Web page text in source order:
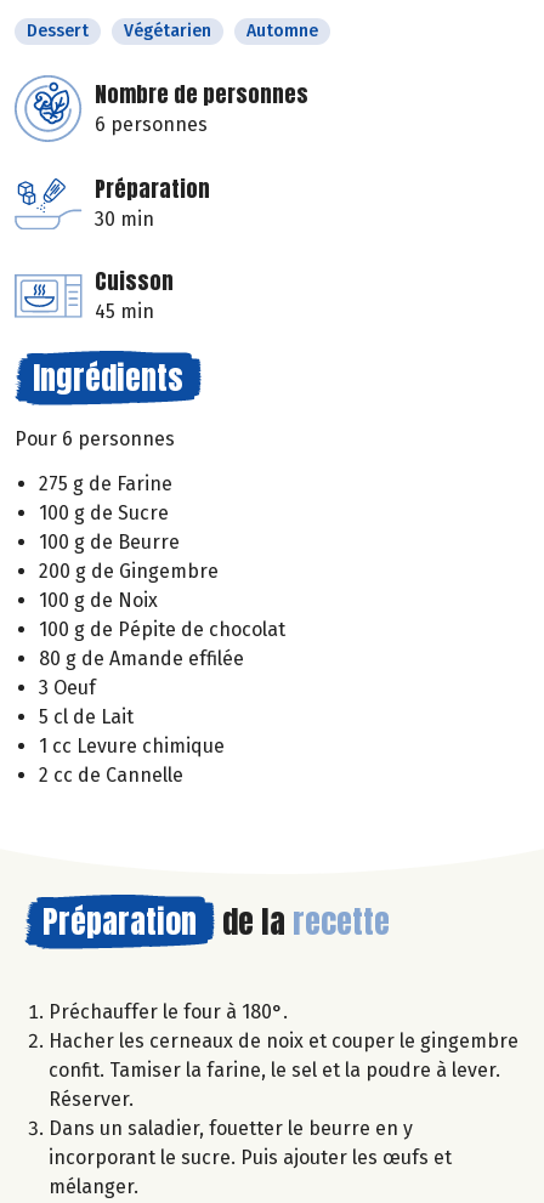
Dessert Végétarien Automne
Nombre de personnes
6 personnes
Préparation
30 min
Cuisson
45 min
Ingrédients
Pour 6 personnes
275 g de Farine
100 g de Sucre
100 g de Beurre
200 g de Gingembre
100 g de Noix
100 g de Pépite de chocolat
80 g de Amande effilée
3 Oeuf
5 cl de Lait
1 cc Levure chimique
2 cc de Cannelle
Préparation de la recette
Préchauffer le four à 180°.
Hacher les cerneaux de noix et couper le gingembre
confit. Tamiser la farine, le sel et la poudre à lever.
Réserver.
Dans un saladier, fouetter le beurre en y
incorporant le sucre. Puis ajouter les œufs et
mélanger.